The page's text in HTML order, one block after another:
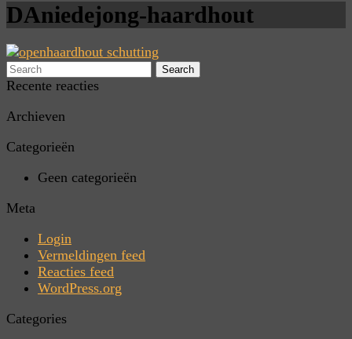
DAniedejong-haardhout
Search
Recente reacties
Archieven
Categorieën
Geen categorieën
Meta
Login
Vermeldingen feed
Reacties feed
WordPress.org
Categories